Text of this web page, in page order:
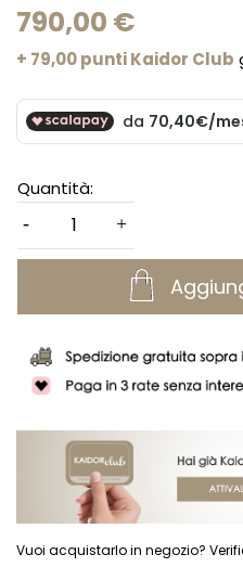
790,00 €
+ 79,00 punti Kaidor Club
Quantità:
Vuoi acquistarlo in negozio?